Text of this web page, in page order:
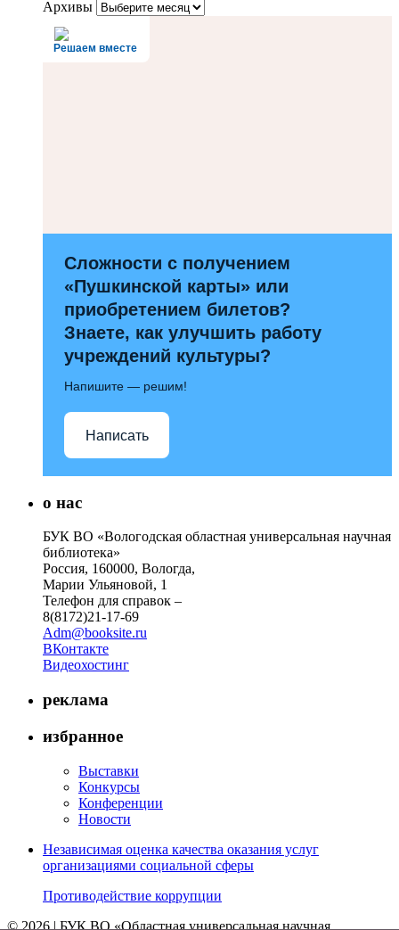
Архивы
Решаем вместе
Сложности с получением
«Пушкинской карты» или
приобретением билетов?
Знаете, как улучшить работу
учреждений культуры?
Напишите — решим!
Написать
о нас
БУК ВО «Вологодская областная универсальная научная
библиотека»
Россия, 160000, Вологда,
Марии Ульяновой, 1
Телефон для справок –
8(8172)21-17-69
Adm@booksite.ru
ВКонтакте
Видеохостинг
реклама
избранное
Выставки
Конкурсы
Конференции
Новости
Независимая оценка качества оказания услуг
организациями социальной сферы
Противодействие коррупции
© 2026 | БУК ВО «Областная универсальная научная